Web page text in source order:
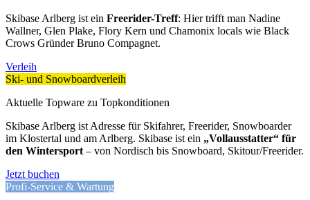
Skibase Arlberg ist ein Freerider-Treff: Hier trifft man Nadine
Wallner, Glen Plake, Flory Kern und Chamonix locals wie Black
Crows Gründer Bruno Compagnet.
Verleih
Ski- und Snowboardverleih
Aktuelle Topware zu Topkonditionen
Skibase Arlberg ist Adresse für Skifahrer, Freerider, Snowboarder
im Klostertal und am Arlberg. Skibase ist ein „Vollausstatter“ für
den Wintersport – von Nordisch bis Snowboard, Skitour/Freerider.
Jetzt buchen
Profi-Service & Wartung